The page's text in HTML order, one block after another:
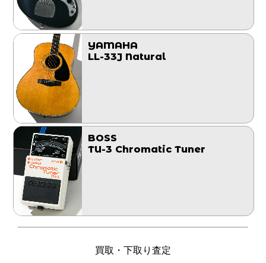
YAMAHA
LL-33J Natural
BOSS
TU-3 Chromatic Tuner
買取・下取り査定